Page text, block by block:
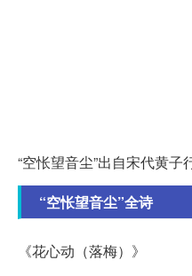
“空怅望音尘”出自宋代黄子
“空怅望音尘”全诗
《花心动（落梅）》